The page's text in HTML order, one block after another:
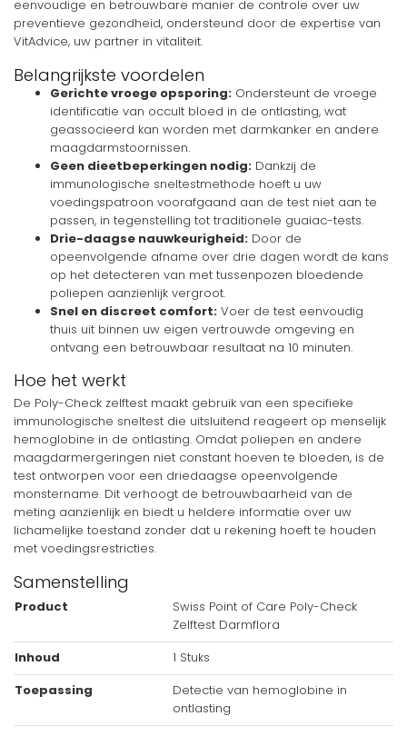
eenvoudige en betrouwbare manier de controle over uw
preventieve gezondheid, ondersteund door de expertise van
VitAdvice, uw partner in vitaliteit.
Belangrijkste voordelen
Gerichte vroege opsporing: Ondersteunt de vroege
identificatie van occult bloed in de ontlasting, wat
geassocieerd kan worden met darmkanker en andere
maagdarmstoornissen.
Geen dieetbeperkingen nodig: Dankzij de
immunologische sneltestmethode hoeft u uw
voedingspatroon voorafgaand aan de test niet aan te
passen, in tegenstelling tot traditionele guaiac-tests.
Drie-daagse nauwkeurigheid: Door de
opeenvolgende afname over drie dagen wordt de kans
op het detecteren van met tussenpozen bloedende
poliepen aanzienlijk vergroot.
Snel en discreet comfort: Voer de test eenvoudig
thuis uit binnen uw eigen vertrouwde omgeving en
ontvang een betrouwbaar resultaat na 10 minuten.
Hoe het werkt
De Poly-Check zelftest maakt gebruik van een specifieke
immunologische sneltest die uitsluitend reageert op menselijk
hemoglobine in de ontlasting. Omdat poliepen en andere
maagdarmergeringen niet constant hoeven te bloeden, is de
test ontworpen voor een driedaagse opeenvolgende
monstername. Dit verhoogt de betrouwbaarheid van de
meting aanzienlijk en biedt u heldere informatie over uw
lichamelijke toestand zonder dat u rekening hoeft te houden
met voedingsrestricties.
Samenstelling
Product
Swiss Point of Care Poly-Check
Zelftest Darmflora
Inhoud
1 Stuks
Toepassing
Detectie van hemoglobine in
ontlasting